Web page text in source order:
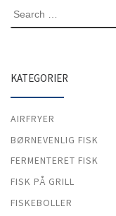
SEARCH
KATEGORIER
AIRFRYER
BØRNEVENLIG FISK
FERMENTERET FISK
FISK PÅ GRILL
FISKEBOLLER